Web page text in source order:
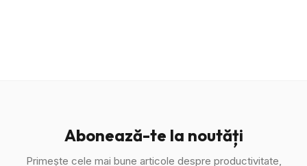
Abonează-te la noutăți
Primește cele mai bune articole despre productivitate,